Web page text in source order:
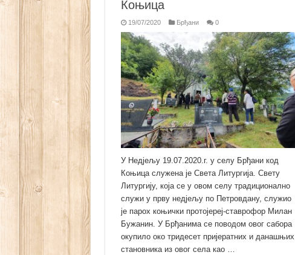
Коњица
19/07/2020 Брђани 0
У Недјељу 19.07.2020.г. у селу Брђани код
Коњица служена је Света Литургија. Свету
Литургију, која се у овом селу традиционално
служи у прву недјељу по Петровдану, служио
је парох коњички протојереј-ставрофор Милан
Бужанин. У Брђанима се поводом овог сабора
окупило око тридесет пријератних и данашњих
становника из овог села као …